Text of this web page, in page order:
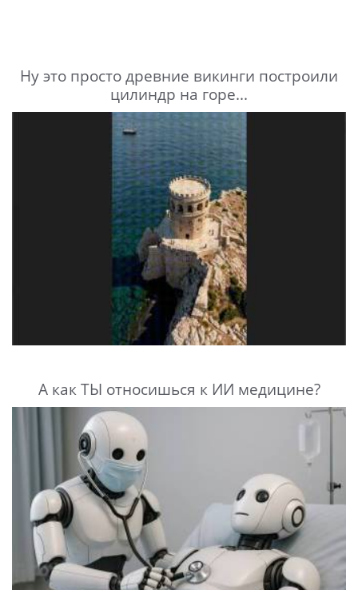
Ну это просто древние викинги построили
цилиндр на горе...
А как ТЫ относишься к ИИ медицине?